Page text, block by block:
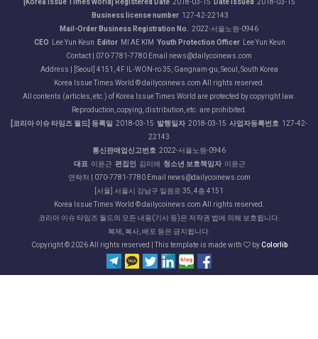
[Korea Issue Times World] Registered Date2018-03-15 Date Issued 2018-03-15
Business license number127-42-22143
Mail-Order Business Registration No.
2022-서울노원-0946
CEO Lee Yun Keun Editor MI AE KIM Youth Protection Officer Lee Yun Keun
Contact | 070-7781-7780 Email news@dailycoinews.com
Address | [Seoul] 4151, 4F IL-WON-ro 35, Gangnam-gu, Seoul, South Korea
Korea Issue Times World © dailycoinews.com All rights reserved.
All contents (articles, etc.) of Korea Issue Times World are protected by copyright law.
Reproduction, copying, distribution, etc. are prohibited.
[코리아 이슈 타임즈 월드] 등록일 2018-03-15 발행일자 2018-03-15 사업자등록번호 127-42-
22143
통신판매업신고번호 2022-서울노원-0946
대표 이윤근 편집인 김미애 청소년 보호책임자 이윤근
연락처 | 070-7781-7780 Email news@dailycoinews.com
[서울] 서울시 강남구 일원로 35, 4층 4151
Korea Issue Times World © dailycoinews.com All rights reserved.
코리아 이슈 타임즈 월드의 모든 내용(기사 등)은 저작권 법에 의해 보호됩니다.
복제, 복사, 배포 등은 금지됩니다.
Copyright ©2026 All rights reserved | This template is made with byColorlib